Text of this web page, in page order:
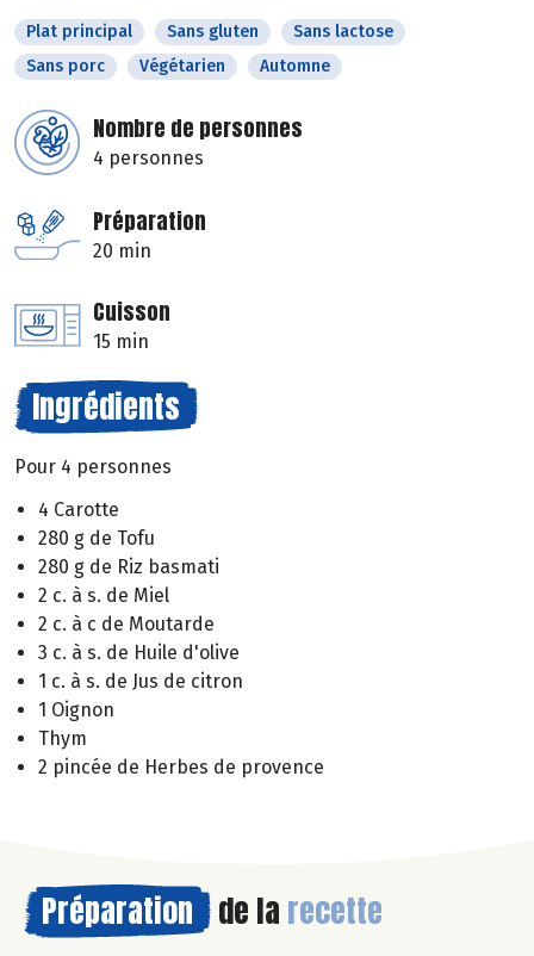
Plat principal Sans gluten
Sans lactose
Sans porc
Végétarien Automne
Nombre de personnes
4 personnes
Préparation
20 min
Cuisson
15 min
Ingrédients
Pour 4 personnes
4 Carotte
280 g de Tofu
280 g de Riz basmati
2 c. à s. de Miel
2 c. à c de Moutarde
3 c. à s. de Huile d'olive
1 c. à s. de Jus de citron
1 Oignon
Thym
2 pincée de Herbes de provence
Préparation de la recette